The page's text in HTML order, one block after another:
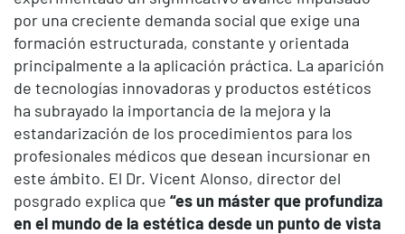
por una creciente demanda social que exige una
formación estructurada, constante y orientada
principalmente a la aplicación práctica. La aparición
de tecnologías innovadoras y productos estéticos
ha subrayado la importancia de la mejora y la
estandarización de los procedimientos para los
profesionales médicos que desean incursionar en
este ámbito. El Dr. Vicent Alonso, director del
posgrado explica que “es un máster que profundiza
en el mundo de la estética desde un punto de vista